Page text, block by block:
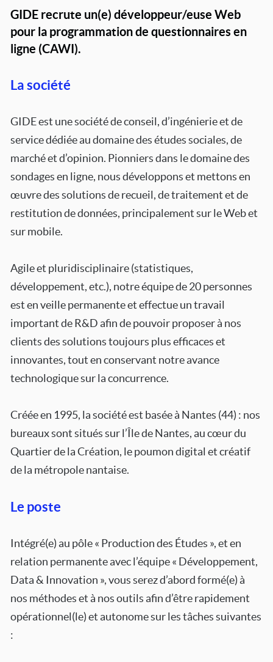
GIDE recrute un(e) développeur/euse Web
pour la programmation de questionnaires en
ligne (CAWI).
La société
GIDE est une société de conseil, d’ingénierie et de
service dédiée au domaine des études sociales, de
marché et d’opinion. Pionniers dans le domaine des
sondages en ligne, nous développons et mettons en
œuvre des solutions de recueil, de traitement et de
restitution de données, principalement sur le Web et
sur mobile.
Agile et pluridisciplinaire (statistiques,
développement, etc.), notre équipe de 20 personnes
est en veille permanente et effectue un travail
important de R&D afin de pouvoir proposer à nos
clients des solutions toujours plus efficaces et
innovantes, tout en conservant notre avance
technologique sur la concurrence.
Créée en 1995, la société est basée à Nantes (44) : nos
bureaux sont situés sur l’Île de Nantes, au cœur du
Quartier de la Création, le poumon digital et créatif
de la métropole nantaise.
Le poste
Intégré(e) au pôle « Production des Études », et en
relation permanente avec l’équipe « Développement,
Data & Innovation », vous serez d’abord formé(e) à
nos méthodes et à nos outils afin d’être rapidement
opérationnel(le) et autonome sur les tâches suivantes
: